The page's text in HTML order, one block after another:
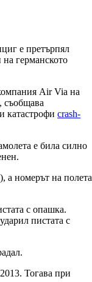
е претърпял
германското
Air Via на
съобщава
катастрофи crash-
е била силно
номерът на полета
с опашка.
пистата с
Тогава при